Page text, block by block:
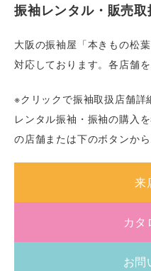
振袖レンタル・販売
大阪の振袖屋「本きもの松
対応しております。各店舗
※クリックで振袖取扱店舗詳
レンタル振袖・振袖の購入
の店舗または下のボタンか
来
カ
お問